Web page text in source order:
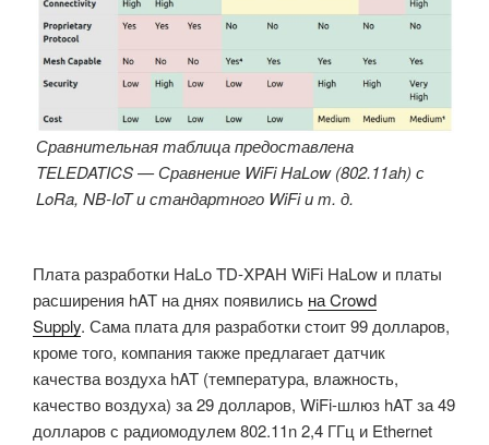
Сравнительная таблица предоставлена ​​
TELEDATICS — Сравнение WiFi HaLow (802.11ah) с
LoRa, NB-IoT и стандартного WiFi и т. д.
Плата разработки HaLo TD-XPAH WiFi HaLow и платы
расширения hAT на днях появились на Crowd
Supply. Сама плата для разработки стоит 99 долларов,
кроме того, компания также предлагает датчик
качества воздуха hAT (температура, влажность,
качество воздуха) за 29 долларов, WiFi-шлюз hAT за 49
долларов с радиомодулем 802.11n 2,4 ГГц и Ethernet